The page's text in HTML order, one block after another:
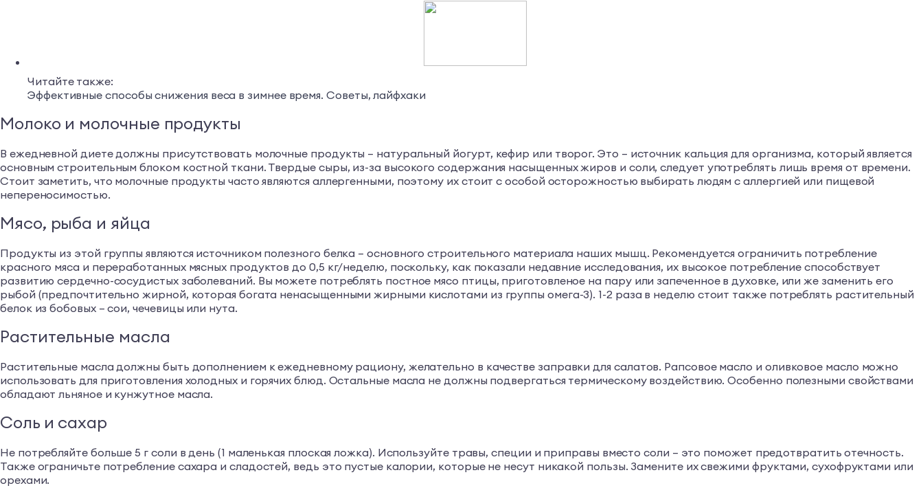
Читайте также:
Эффективные способы снижения веса в зимнее время. Советы, лайфхаки
Молоко и молочные продукты
В ежедневной диете должны присутствовать молочные продукты – натуральный йогурт, кефир или творог. Это – источник кальция для организма, который является
основным строительным блоком костной ткани. Твердые сыры, из-за высокого содержания насыщенных жиров и соли, следует употреблять лишь время от времени.
Стоит заметить, что молочные продукты часто являются аллергенными, поэтому их стоит с особой осторожностью выбирать людям с аллергией или пищевой
непереносимостью.
Мясо, рыба и яйца
Продукты из этой группы являются источником полезного белка – основного строительного материала наших мышц. Рекомендуется ограничить потребление
красного мяса и переработанных мясных продуктов до 0,5 кг/неделю, поскольку, как показали недавние исследования, их высокое потребление способствует
развитию сердечно-сосудистых заболеваний. Вы можете потреблять постное мясо птицы, приготовленое на пару или запеченное в духовке, или же заменить его
рыбой (предпочтительно жирной, которая богата ненасыщенными жирными кислотами из группы омега-3). 1-2 раза в неделю стоит также потреблять растительный
белок из бобовых – сои, чечевицы или нута.
Растительные масла
Растительные масла должны быть дополнением к ежедневному рациону, желательно в качестве заправки для салатов. Рапсовое масло и оливковое масло можно
использовать для приготовления холодных и горячих блюд. Остальные масла не должны подвергаться термическому воздействию. Особенно полезными свойствами
обладают льняное и кунжутное масла.
Соль и сахар
Не потребляйте больше 5 г соли в день (1 маленькая плоская ложка). Используйте травы, специи и приправы вместо соли – это поможет предотвратить отечность.
Также ограничьте потребление сахара и сладостей, ведь это пустые калории, которые не несут никакой пользы. Замените их свежими фруктами, сухофруктами или
орехами.